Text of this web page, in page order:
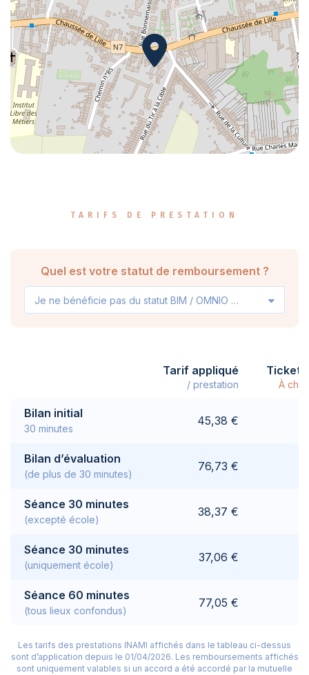
TARIFS DE PRESTATION
Quel est votre statut de remboursement ?
Je ne bénéficie pas du statut BIM / OMNIO / VIPO
Tarif appliqué
/ prestation
Ticket
À
Bilan initial
30 minutes
45,38 €
Bilan d’évaluation
(de plus de 30 minutes)
76,73 €
Séance 30 minutes
(excepté école)
38,37 €
Séance 30 minutes
(uniquement école)
37,06 €
Séance 60 minutes
(tous lieux confondus)
77,05 €
Les tarifs des prestations INAMI affichés dans le tableau ci-dessus
sont d’application depuis le 01/04/2026. Les remboursements affichés
sont uniquement valables si un accord a été accordé par la mutuelle